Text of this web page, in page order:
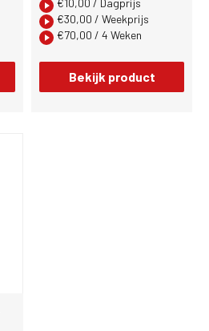
€30,00 / Weekprijs
€70,00 / 4 Weken
Bekijk product